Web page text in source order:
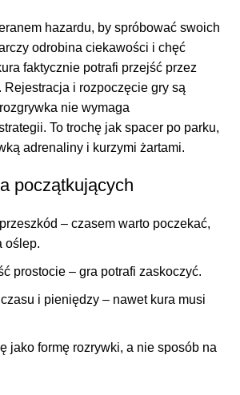
hazardu, by spróbować swoich
odrobina ciekawości i chęć
faktycznie potrafi przejść przez
i rozpoczęcie gry są
nie wymaga
To trochę jak spacer po parku,
adrenaliny i kurzymi żartami.
początkujących
– czasem warto poczekać,
oślep.
prostocie – gra potrafi zaskoczyć.
i pieniędzy – nawet kura musi
jako formę rozrywki, a nie sposób na